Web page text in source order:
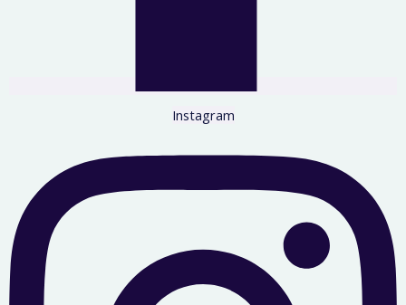
Instagram